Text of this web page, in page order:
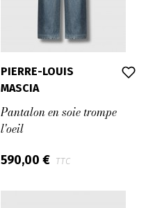
PIERRE-LOUIS
MASCIA
Pantalon en soie trompe
l'oeil
590,00 € TTC